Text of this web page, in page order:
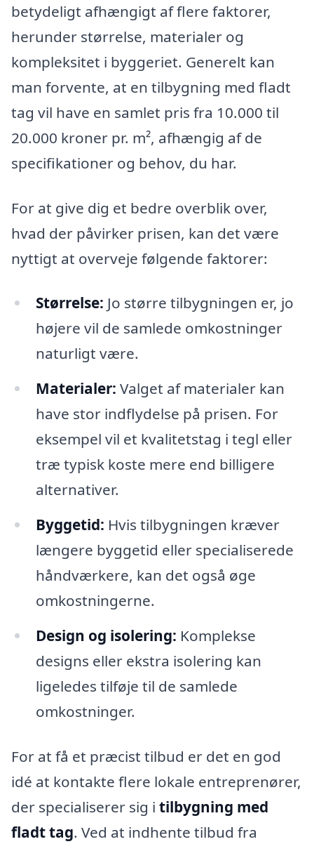
betydeligt afhængigt af flere faktorer,
herunder størrelse, materialer og
kompleksitet i byggeriet. Generelt kan
man forvente, at en tilbygning med fladt
tag vil have en samlet pris fra 10.000 til
20.000 kroner pr. m², afhængig af de
specifikationer og behov, du har.
For at give dig et bedre overblik over,
hvad der påvirker prisen, kan det være
nyttigt at overveje følgende faktorer:
Størrelse: Jo større tilbygningen er, jo
højere vil de samlede omkostninger
naturligt være.
Materialer: Valget af materialer kan
have stor indflydelse på prisen. For
eksempel vil et kvalitetstag i tegl eller
træ typisk koste mere end billigere
alternativer.
Byggetid: Hvis tilbygningen kræver
længere byggetid eller specialiserede
håndværkere, kan det også øge
omkostningerne.
Design og isolering: Komplekse
designs eller ekstra isolering kan
ligeledes tilføje til de samlede
omkostninger.
For at få et præcist tilbud er det en god
idé at kontakte flere lokale entreprenører,
der specialiserer sig i tilbygning med
fladt tag. Ved at indhente tilbud fra